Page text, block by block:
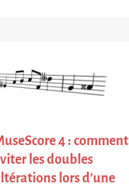
4 : comment
les doubles
lors d’une